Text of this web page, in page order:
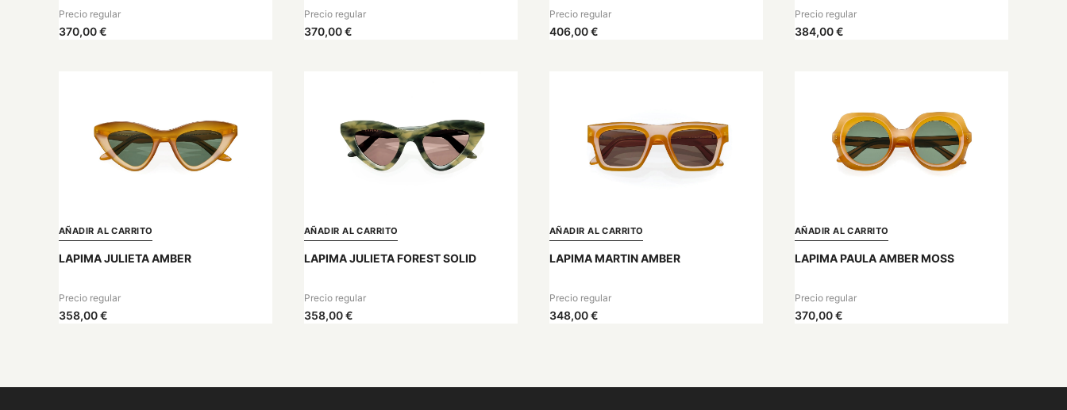
Precio regular
370,00 €
Precio regular
370,00 €
Precio regular
406,00 €
Precio regular
384,00 €
AÑADIR AL CARRITO
LAPIMA JULIETA AMBER
Precio regular
358,00 €
AÑADIR AL CARRITO
LAPIMA JULIETA FOREST SOLID
Precio regular
358,00 €
AÑADIR AL CARRITO
LAPIMA MARTIN AMBER
Precio regular
348,00 €
AÑADIR AL CARRITO
LAPIMA PAULA AMBER MOSS
Precio regular
370,00 €